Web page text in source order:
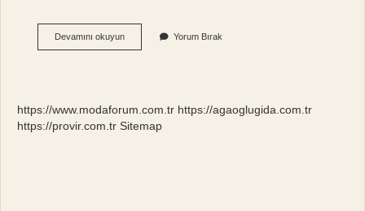
Devamını okuyunAmerikada
2024
Yorum Bırak
https://www.modaforum.com.tr https://agaoglugida.com.tr
https://provir.com.tr Sitemap